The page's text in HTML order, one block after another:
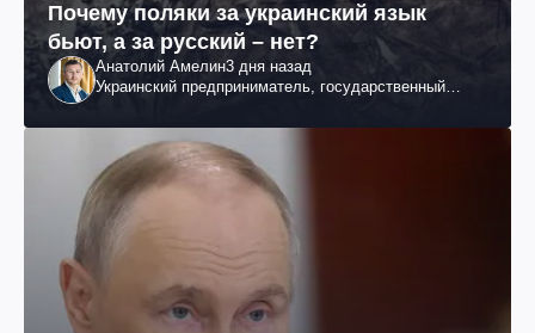
Почему поляки за украинский язык
бьют, а за русский – нет?
Анатолий Амелин3 дня назад
Украинский предприниматель, государственный